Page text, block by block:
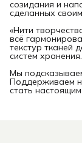
созидания и
сделанных
«Нити
всё
текстур тканей
систем хранения.
Мы
Поддерживаем
стать